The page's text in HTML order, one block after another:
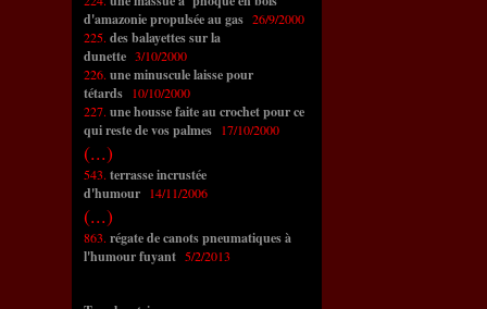
d'amazonie propulsée au gas 26/9/2000
225. des balayettes sur la
dunette 3/10/2000
226. une minuscule laisse pour
tétards 10/10/2000
227. une housse faite au crochet pour ce
qui reste de vos palmes 17/10/2000
(...)
543. terrasse incrustée
d'humour 14/11/2006
(...)
863. régate de canots pneumatiques à
l'humour fuyant 5/2/2013